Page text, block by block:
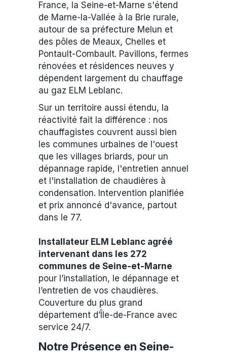
France, la Seine-et-Marne s'étend
de Marne-la-Vallée à la Brie rurale,
autour de sa préfecture Melun et
des pôles de Meaux, Chelles et
Pontault-Combault. Pavillons, fermes
rénovées et résidences neuves y
dépendent largement du chauffage
au gaz ELM Leblanc.
Sur un territoire aussi étendu, la
réactivité fait la différence : nos
chauffagistes couvrent aussi bien
les communes urbaines de l'ouest
que les villages briards, pour un
dépannage rapide, l'entretien annuel
et l'installation de chaudières à
condensation. Intervention planifiée
et prix annoncé d'avance, partout
dans le 77.
Installateur ELM Leblanc agréé
intervenant dans les 272
communes de Seine-et-Marne
pour l’installation, le dépannage et
l’entretien de vos chaudières.
Couverture du plus grand
département d’Île-de-France avec
service 24/7.
Notre Présence en Seine-